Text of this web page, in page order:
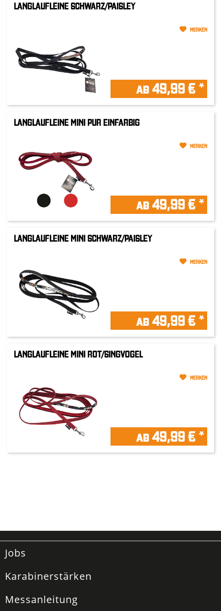
LANGLAUFLEINE SCHWARZ/PAISLEY
ab 49,99 € *
MERKEN
LANGLAUFLEINE MINI PUR EINFARBIG
ab 49,99 € *
MERKEN
LANGLAUFLEINE MINI SCHWARZ/PAISLEY
ab 49,99 € *
MERKEN
LANGLAUFLEINE MINI ROT/SINGVOGEL
ab 49,99 € *
MERKEN
Jobs
Karabinerstärken
Messanleitung